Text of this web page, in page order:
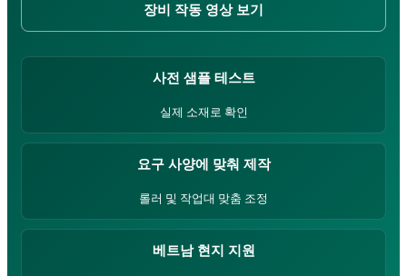
장비 작동 영상 보기
사전 샘플 테스트
실제 소재로 확인
요구 사양에 맞춰 제작
롤러 및 작업대 맞춤 조정
베트남 현지 지원